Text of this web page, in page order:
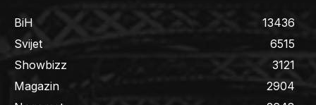
BiH
13436
Svijet
6515
Showbizz
3121
Magazin
2904